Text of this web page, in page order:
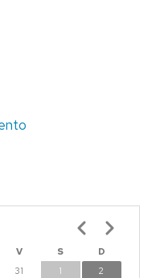
V S
D
31 1
2
Paginación